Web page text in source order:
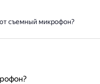
съемный микрофон?